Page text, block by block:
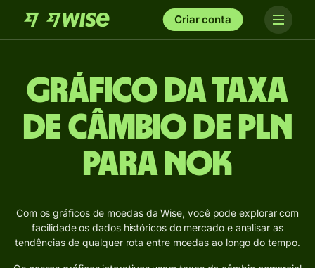
Criar conta
Gráfico da taxa
de câmbio de PLN
para NOK
Com os gráficos de moedas da Wise, você pode explorar com
facilidade os dados históricos do mercado e analisar as
tendências de qualquer rota entre moedas ao longo do tempo.